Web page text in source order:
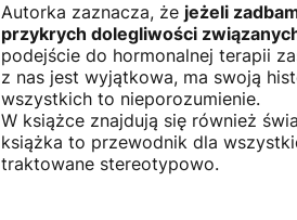
Autorka zaznacza, że jeżeli
przykrych dolegliwości
podejście do hormonalnej terapii
z nas jest wyjątkowa, ma swoją
wszystkich to nieporozumienie.
W książce znajdują się również
książka to przewodnik dla
traktowane stereotypowo.